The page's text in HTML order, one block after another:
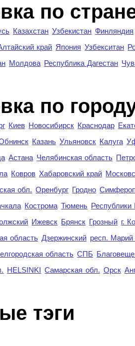
по
Казахстан Узбекистан Финляндия
край Япония Узбекситан
Молдова Республика Дагестан
по
Киев Новосибирск Краснодар
Казань Ульяновск Калуга
Астана Челябинская область
Ковров Хабаровский край
обл. Оренбург Гродно
Кострома Тюмень Республики
Ижевск Брянск Грозный г.
область Дзержинский респ.
область СПБ
HELSINKI Самарская обл. Орск
тэги